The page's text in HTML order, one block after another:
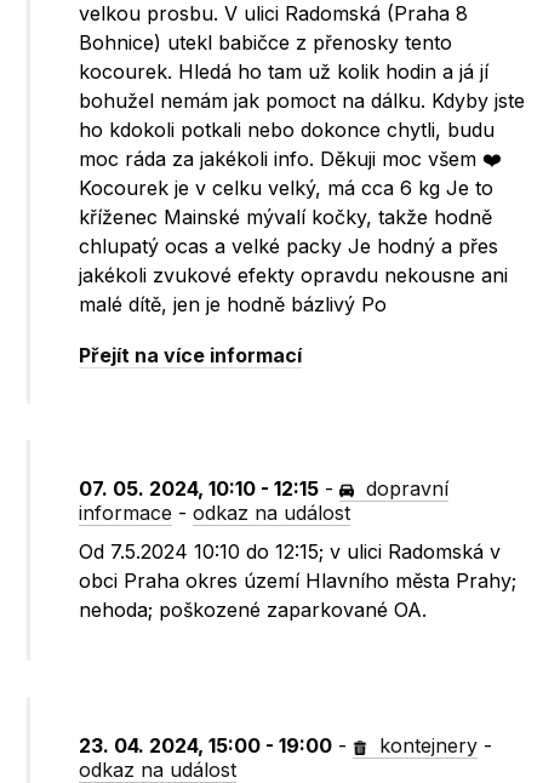
velkou prosbu. V ulici Radomská (Praha 8
Bohnice) utekl babičce z přenosky tento
kocourek. Hledá ho tam už kolik hodin a já jí
bohužel nemám jak pomoct na dálku. Kdyby jste
ho kdokoli potkali nebo dokonce chytli, budu
moc ráda za jakékoli info. Děkuji moc všem ❤️
Kocourek je v celku velký, má cca 6 kg Je to
kříženec Mainské mývalí kočky, takže hodně
chlupatý ocas a velké packy Je hodný a přes
jakékoli zvukové efekty opravdu nekousne ani
malé dítě, jen je hodně bázlivý Po
Přejít na více informací
07. 05. 2024, 10:10 - 12:15 -
dopravní
informace -odkaz na událost
Od 7.5.2024 10:10 do 12:15; v ulici Radomská v
obci Praha okres území Hlavního města Prahy;
nehoda; poškozené zaparkované OA.
23. 04. 2024, 15:00 - 19:00 - kontejnery -
odkaz na událost